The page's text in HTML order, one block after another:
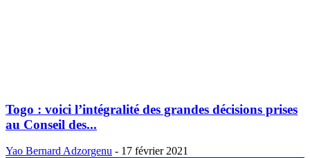
Togo : voici l’intégralité des grandes décisions prises
au Conseil des...
Yao Bernard Adzorgenu - 17 février 2021